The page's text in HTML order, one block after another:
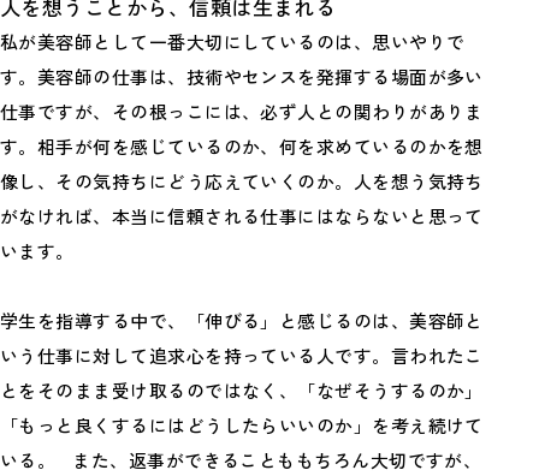
人を想うことから、信頼は生まれる
私が美容師として一番大切にしているのは、思いやりで
す。美容師の仕事は、技術やセンスを発揮する場面が多い
仕事ですが、その根っこには、必ず人との関わりがありま
す。相手が何を感じているのか、何を求めているのかを想
像し、その気持ちにどう応えていくのか。人を想う気持ち
がなければ、本当に信頼される仕事にはならないと思って
います。
学生を指導する中で、「伸びる」と感じるのは、美容師と
いう仕事に対して追求心を持っている人です。言われたこ
とをそのまま受け取るのではなく、「なぜそうするのか」
「もっと良くするにはどうしたらいいのか」を考え続けて
いる。 また、返事ができることももちろん大切ですが、